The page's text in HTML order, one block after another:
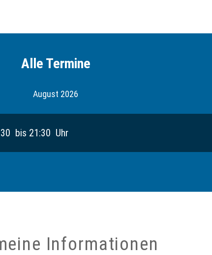
Alle Termine
August 2026
bis 21:30 Uhr
Informationen